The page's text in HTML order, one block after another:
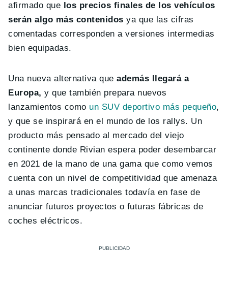
afirmado que los precios finales de los vehículos
serán algo más contenidos ya que las cifras
comentadas corresponden a versiones intermedias
bien equipadas.
Una nueva alternativa queademás llegará a
Europa, y que también prepara nuevos
lanzamientos como un SUV deportivo más pequeño,
y que se inspirará en el mundo de los rallys. Un
producto más pensado al mercado del viejo
continente donde Rivian espera poder desembarcar
en 2021 de la mano de una gama que como vemos
cuenta con un nivel de competitividad que amenaza
a unas marcas tradicionales todavía en fase de
anunciar futuros proyectos o futuras fábricas de
coches eléctricos.